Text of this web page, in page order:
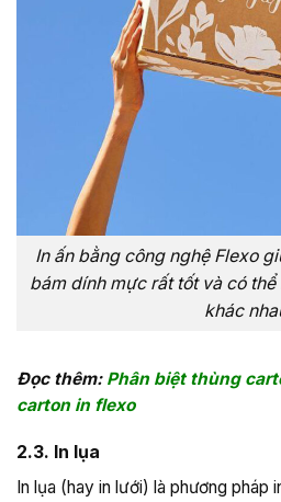
In ấn bằng công nghệ Flexo
bám dính mực rất tốt và có
khác
Đọc thêm: Phân biệt thùng
carton in flexo
2.3. In lụa
In lụa (hay in lưới) là phương pháp